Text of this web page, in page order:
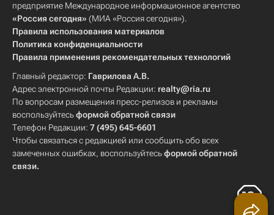
предприятие Международное информационное агентство
«Россия сегодня» (МИА «Россия сегодня»).
Правила использования материалов
Политика конфиденциальности
Правила применения рекомендательных технологий
Главный редактор: Гаврилова А.В.
Адрес электронной почты Редакции: realty@ria.ru
По вопросам размещения пресс-релизов и рекламы
воспользуйтесьформой обратной связи
Телефон Редакции: 7 (495) 645-6601
Чтобы связаться с редакцией или сообщить обо всех
замеченных ошибках, воспользуйтесьформой обратной
связи.